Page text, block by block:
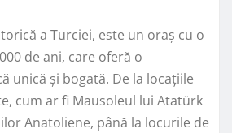
a Turciei, este un oraș cu o
de ani, care oferă o
unică și bogată. De la locațiile
cum ar fi Mausoleul lui Atatürk
Anatoliene, până la locurile de